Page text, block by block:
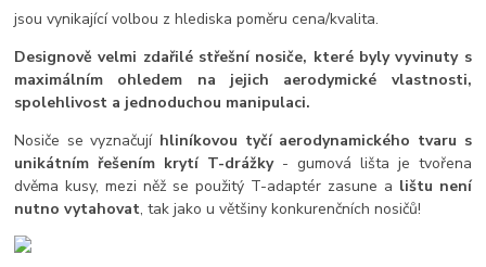
jsou vynikající volbou z hlediska poměru cena/kvalita.
Designově velmi zdařilé střešní nosiče, které byly vyvinuty s
maximálním ohledem na jejich aerodymické vlastnosti,
spolehlivost a jednoduchou manipulaci.
Nosiče se vyznačují hliníkovou tyčí aerodynamického tvaru s
unikátním řešením krytí T-drážky- gumová lišta je tvořena
dvěma kusy, mezi něž se použitý T-adaptér zasune a lištu není
nutno vytahovat, tak jako u většiny konkurenčních nosičů!